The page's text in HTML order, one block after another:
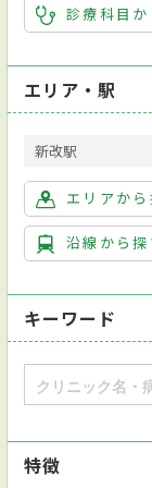
診療科目か
エリア・駅
新改駅
エリアから
沿線から探
キーワード
特徴